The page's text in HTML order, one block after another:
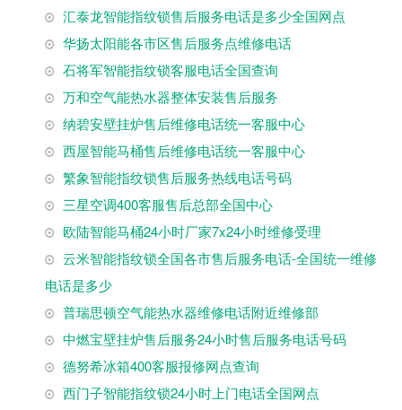
汇泰龙智能指纹锁售后服务电话是多少全国网点
华扬太阳能各市区售后服务点维修电话
石将军智能指纹锁客服电话全国查询
万和空气能热水器整体安装售后服务
纳碧安壁挂炉售后维修电话统一客服中心
西屋智能马桶售后维修电话统一客服中心
繁象智能指纹锁售后服务热线电话号码
三星空调400客服售后总部全国中心
欧陆智能马桶24小时厂家7x24小时维修受理
云米智能指纹锁全国各市售后服务电话-全国统一维修
电话是多少
普瑞思顿空气能热水器维修电话附近维修部
中燃宝壁挂炉售后服务24小时售后服务电话号码
德努希冰箱400客服报修网点查询
西门子智能指纹锁24小时上门电话全国网点